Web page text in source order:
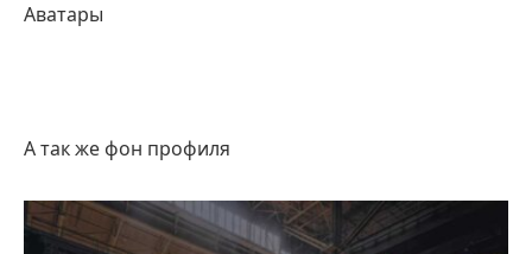
Аватары
А так же фон профиля